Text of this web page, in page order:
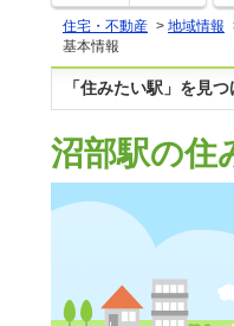
住宅・不動産 > 地域情報
基本情報
「住みたい駅」を見つ
沼部駅の住